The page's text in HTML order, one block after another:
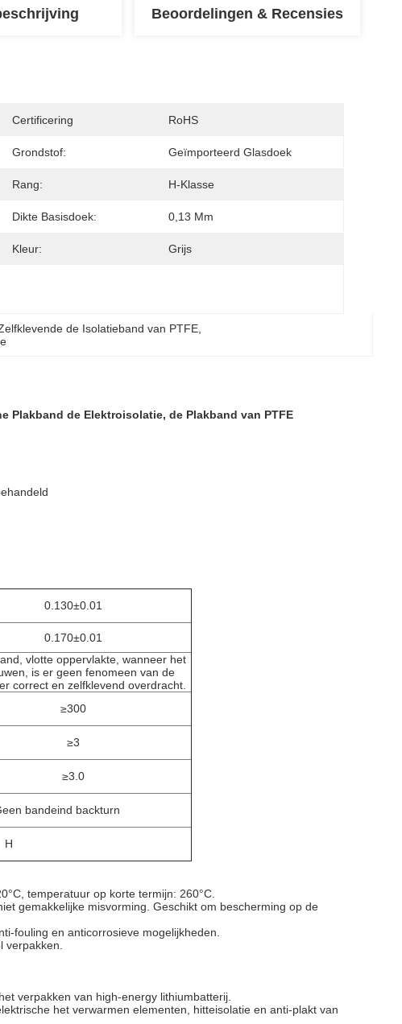
Beoordelingen & Recensies
Certificering RoHS
Grondstof: Geïmporteerd Glasdoek
Rang: H-Klasse
Dikte Basisdoek: 0,13 Mm
Kleur: Grijs
de Isolatieband van PTFE
Plakband de Elektroisolatie, de Plakband van PTFE
0.130±0.01
0.170±0.01
vlotte oppervlakte, wanneer het
is er geen fenomeen van de
correct en zelfklevend overdracht.
≥300
≥3
≥3.0
bandeind backturn
H
temperatuur op korte termijn: 260°C.
gemakkelijke misvorming. Geschikt om bescherming op de
fouling en anticorrosieve mogelijkheden.
verpakken van high-energy lithiumbatterij.
het verwarmen elementen, hitteisolatie en anti-plakt van